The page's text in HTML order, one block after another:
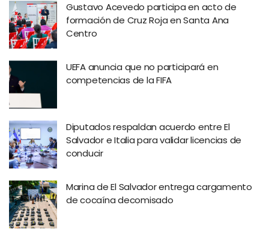
Gustavo Acevedo participa en acto de
formación de Cruz Roja en Santa Ana
Centro
UEFA anuncia que no participará en
competencias de la FIFA
Diputados respaldan acuerdo entre El
Salvador e Italia para validar licencias de
conducir
Marina de El Salvador entrega cargamento
de cocaína decomisado